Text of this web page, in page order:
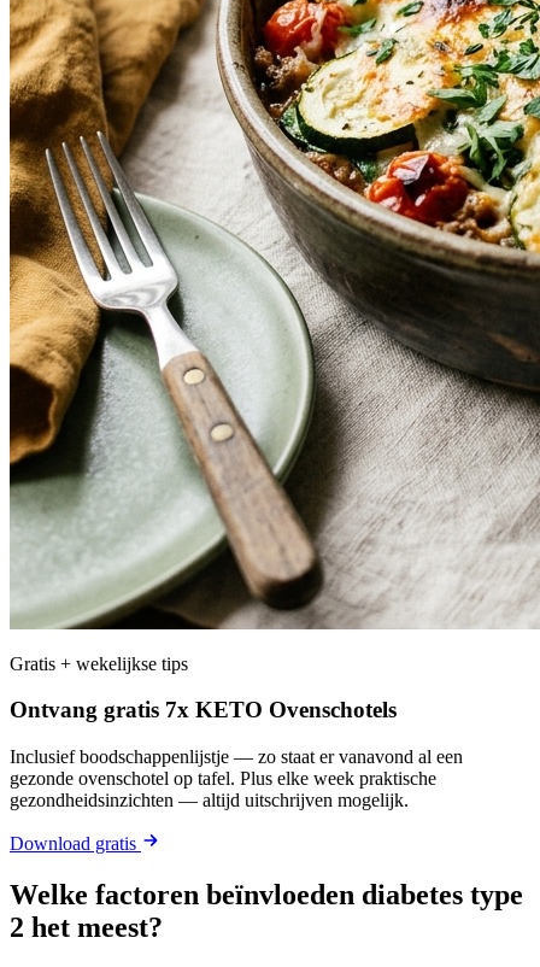
Gratis + wekelijkse tips
Ontvang gratis 7x KETO Ovenschotels
Inclusief boodschappenlijstje — zo staat er vanavond al een
gezonde ovenschotel op tafel. Plus elke week praktische
gezondheidsinzichten — altijd uitschrijven mogelijk.
Download gratis
Welke factoren beïnvloeden diabetes type
2 het meest?